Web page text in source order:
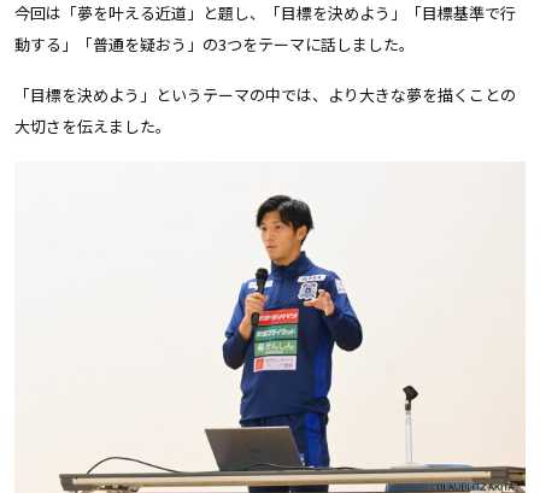
今回は「夢を叶える近道」と題し、「目標を決めよう」「目標基準で行
動する」「普通を疑おう」の3つをテーマに話しました。
「目標を決めよう」というテーマの中では、より大きな夢を描くことの
大切さを伝えました。